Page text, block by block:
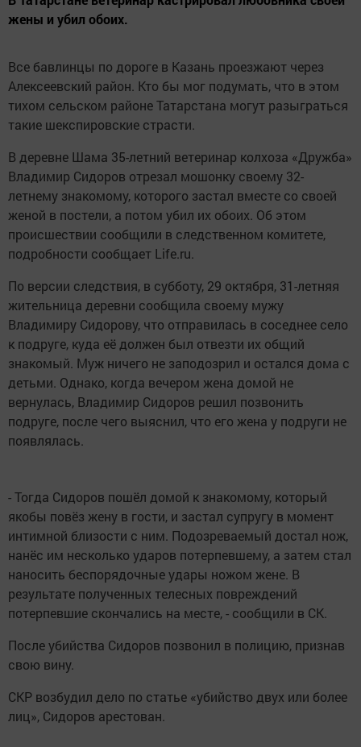
жены и убил обоих.
Все бавлинцы по дороге в Казань проезжают через
Алексеевский район. Кто бы мог подумать, что в этом
тихом сельском районе Татарстана могут разыграться
такие шекспировские страсти.
В деревне Шама 35-летний ветеринар колхоза «Дружба»
Владимир Сидоров отрезал мошонку своему 32-
летнему знакомому, которого застал вместе со своей
женой в постели, а потом убил их обоих. Об этом
происшествии сообщили в следственном комитете,
подробности сообщает Life.ru.
По версии следствия, в субботу, 29 октября, 31-летняя
жительница деревни сообщила своему мужу
Владимиру Сидорову, что отправилась в соседнее село
к подруге, куда её должен был отвезти их общий
знакомый. Муж ничего не заподозрил и остался дома с
детьми. Однако, когда вечером жена домой не
вернулась, Владимир Сидоров решил позвонить
подруге, после чего выяснил, что его жена у подруги не
появлялась.
- Тогда Сидоров пошёл домой к знакомому, который
якобы повёз жену в гости, и застал супругу в момент
интимной близости с ним. Подозреваемый достал нож,
нанёс им несколько ударов потерпевшему, а затем стал
наносить беспорядочные удары ножом жене. В
результате полученных телесных повреждений
потерпевшие скончались на месте, - сообщили в СК.
После убийства Сидоров позвонил в полицию, признав
свою вину.
СКР возбудил дело по статье «убийство двух или более
лиц», Сидоров арестован.